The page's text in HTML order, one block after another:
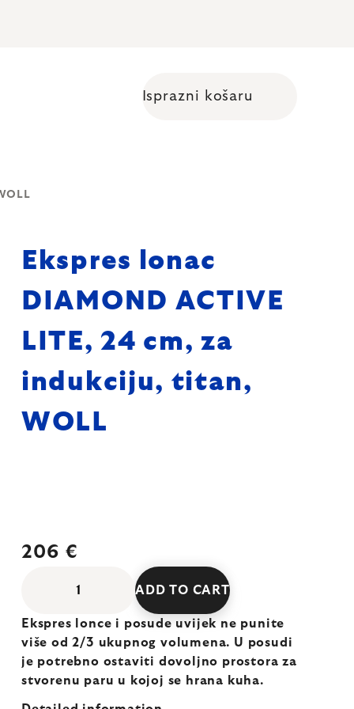
Isprazni košaru
Ekspres lonac
DIAMOND ACTIVE
LITE, 24 cm, za
indukciju, titan,
WOLL
206 €
ADD TO CART
Ekspres lonce i posude uvijek ne punite
više od 2/3 ukupnog volumena. U posudi
je potrebno ostaviti dovoljno prostora za
stvorenu paru u kojoj se hrana kuha.